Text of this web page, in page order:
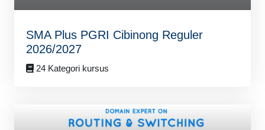
SMA Plus PGRI Cibinong Reguler
2026/2027
24 Kategori kursus